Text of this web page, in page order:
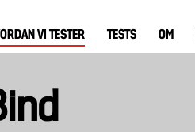
VI TESTER TESTS OM